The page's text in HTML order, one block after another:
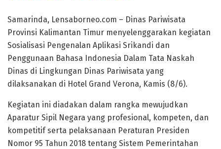
Samarinda, Lensaborneo.com – Dinas Pariwisata
Provinsi Kalimantan Timur menyelenggarakan kegiatan
Sosialisasi Pengenalan Aplikasi Srikandi dan
Penggunaan Bahasa Indonesia Dalam Tata Naskah
Dinas di Lingkungan Dinas Pariwisata yang
dilaksanakan di Hotel Grand Verona, Kamis (8/6).
Kegiatan ini diadakan dalam rangka mewujudkan
Aparatur Sipil Negara yang profesional, kompeten, dan
kompetitif serta pelaksanaan Peraturan Presiden
Nomor 95 Tahun 2018 tentang Sistem Pemerintahan